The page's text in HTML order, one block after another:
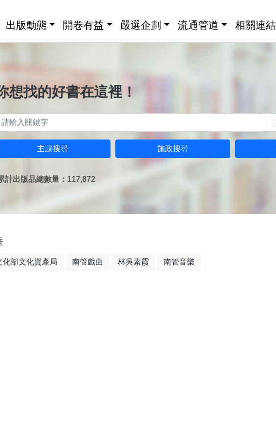
出版動態 開卷有益 嚴選企劃 流通管道 相關連結
想找的好書在這裡！
主題搜尋 施政搜尋
計出版品總數量：117,872
化部文化資產局 南管戲曲 林吳素霞 南管音樂